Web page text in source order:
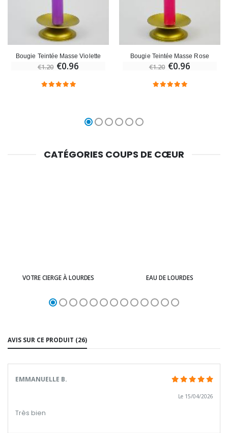
Bougie Teintée Masse Violette
€1.20 €0.96
Bougie Teintée Masse Rose
€1.20 €0.96
CATÉGORIES COUPS DE CŒUR
VOTRE CIERGE À LOURDES EAU DE LOURDES
AVIS SUR CE PRODUIT (26)
EMMANUELLE B.
Le 15/04/2026
Très bien